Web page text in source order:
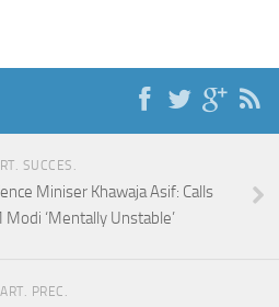
SUCCES.
Miniser Khawaja Asif: Calls
‘Mentally Unstable’
ART. PREC.